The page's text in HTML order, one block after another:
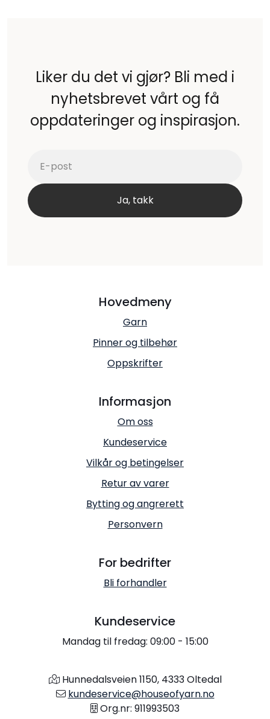
Liker du det vi gjør? Bli med i
nyhetsbrevet vårt og få
oppdateringer og inspirasjon.
Hovedmeny
Garn
Pinner og tilbehør
Oppskrifter
Informasjon
Om oss
Kundeservice
Vilkår og betingelser
Retur av varer
Bytting og angrerett
Personvern
For bedrifter
Bli forhandler
Kundeservice
Mandag til fredag: 09:00 - 15:00
Hunnedalsveien 1150, 4333 Oltedal
kundeservice@houseofyarn.no
Org.nr: 911993503